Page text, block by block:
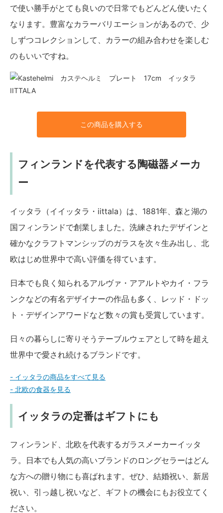
で使い勝手がとても良いので日常でもどんどん使いたく
なります。豊富なカラーバリエーションがあるので、少
しずつコレクションして、カラーの組み合わせを楽しむ
のもいいですね。
この商品を購入する
フィンランドを代表する陶磁器メーカ
ー
イッタラ（イイッタラ・iittala）は、1881年、森と湖の
国フィンランドで創業しました。洗練されたデザインと
確かなクラフトマンシップのガラスを次々生み出し、北
欧はじめ世界中で高い評価を得ています。
日本でも良く知られるアルヴァ・アアルトやカイ・フラ
ンクなどの有名デザイナーの作品も多く、レッド・ドッ
ト・デザインアワードなど数々の賞も受賞しています。
日々の暮らしに寄りそうテーブルウェアとして時を超え
世界中で愛され続けるブランドです。
- イッタラの商品をすべて見る
- 北欧の食器を見る
イッタラの定番はギフトにも
フィンランド、北欧を代表するガラスメーカーイッタ
ラ。日本でも人気の高いブランドのロングセラーはどん
な方への贈り物にも喜ばれます。ぜひ、結婚祝い、新居
祝い、引っ越し祝いなど、ギフトの機会にもお役立てく
ださい。